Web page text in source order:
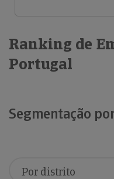
Ranking de
Portugal
Segmentação